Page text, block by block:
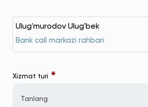
Ulug'murodov Ulug'bek
Bank call markazi rahbari
Xizmat turi *
Tanlang